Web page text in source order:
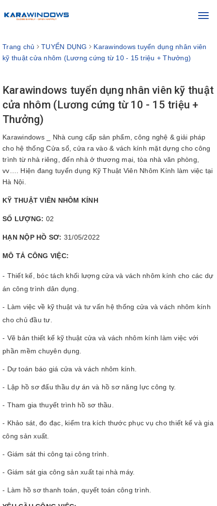
Trang chủ TUYỂN DỤNG
Karawindows tuyển dụng nhân viên
kỹ thuật cửa nhôm (Lương cứng từ 10 - 15 triệu + Thưởng)
Karawindows tuyển dụng nhân viên kỹ thuật
cửa nhôm (Lương cứng từ 10 - 15 triệu +
Thưởng)
Karawindows _ Nhà cung cấp sản phẩm, công nghệ & giải pháp
cho hệ thống Cửa sổ, cửa ra vào & vách kính mặt dựng cho công
trình từ nhà riêng, đến nhà ở thương mại, tòa nhà văn phòng,
vv…. Hiện đang tuyển dụng Kỹ Thuật Viên Nhôm Kính làm việc tại
Hà Nội.
KỸ THUẬT VIÊN NHÔM KÍNH
SỐ LƯỢNG: 02
HẠN NỘP HỒ SƠ: 31/05/2022
MÔ TẢ CÔNG VIỆC:
- Thiết kế, bóc tách khối lượng cửa và vách nhôm kính cho các dự
án công trình dân dụng.
- Làm việc về kỹ thuật và tư vấn hệ thống cửa và vách nhôm kính
cho chủ đầu tư.
- Vẽ bản thiết kế kỹ thuật cửa và vách nhôm kính làm việc với
phần mềm chuyên dụng.
- Dự toán báo giá cửa và vách nhôm kính.
- Lập hồ sơ đấu thầu dự án và hồ sơ năng lực công ty.
- Tham gia thuyết trình hồ sơ thầu.
- Khảo sát, đo đạc, kiểm tra kích thước phục vụ cho thiết kế và gia
công sản xuất.
- Giám sát thi công tại công trình.
- Giám sát gia công sản xuất tại nhà máy.
- Làm hồ sơ thanh toán, quyết toán công trình.